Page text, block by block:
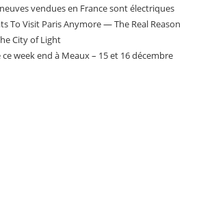
vendues en France sont électriques
To Visit Paris Anymore — The Real Reason
City of Light
ce week end à Meaux – 15 et 16 décembre